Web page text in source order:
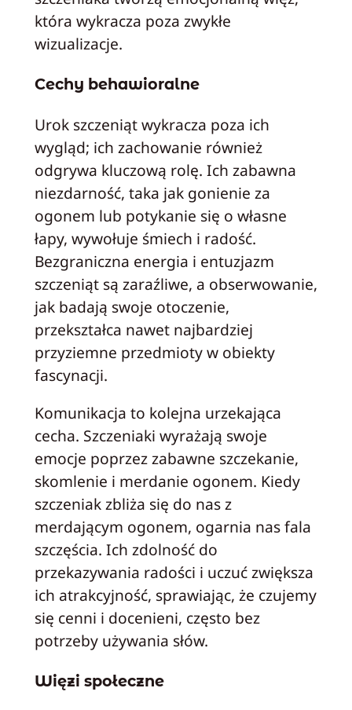
która wykracza poza zwykłe
wizualizacje.
Cechy behawioralne
Urok szczeniąt wykracza poza ich
wygląd; ich zachowanie również
odgrywa kluczową rolę. Ich zabawna
niezdarność, taka jak gonienie za
ogonem lub potykanie się o własne
łapy, wywołuje śmiech i radość.
Bezgraniczna energia i entuzjazm
szczeniąt są zaraźliwe, a obserwowanie,
jak badają swoje otoczenie,
przekształca nawet najbardziej
przyziemne przedmioty w obiekty
fascynacji.
Komunikacja to kolejna urzekająca
cecha. Szczeniaki wyrażają swoje
emocje poprzez zabawne szczekanie,
skomlenie i merdanie ogonem. Kiedy
szczeniak zbliża się do nas z
merdającym ogonem, ogarnia nas fala
szczęścia. Ich zdolność do
przekazywania radości i uczuć zwiększa
ich atrakcyjność, sprawiając, że czujemy
się cenni i docenieni, często bez
potrzeby używania słów.
Więzi społeczne